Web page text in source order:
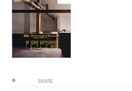
SHARE